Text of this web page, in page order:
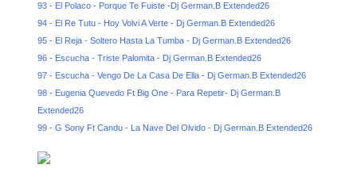
93 - El Polaco - Porque Te Fuiste -Dj German.B Extended26
94 - El Re Tutu - Hoy Volvi A Verte - Dj German.B Extended26
95 - El Reja - Soltero Hasta La Tumba - Dj German.B Extended26
96 - Escucha - Triste Palomita - Dj German.B Extended26
97 - Escucha - Vengo De La Casa De Ella - Dj German.B Extended26
98 - Eugenia Quevedo Ft Big One - Para Repetir- Dj German.B
Extended26
99 - G Sony Ft Candu - La Nave Del Olvido - Dj German.B Extended26